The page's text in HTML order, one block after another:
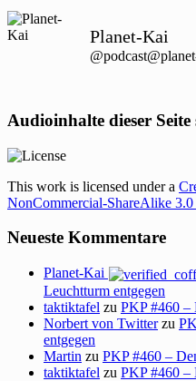
Planet-Kai
Audioinhalte dieser
This work is licensed under a
NonCommercial-ShareAlike
Neueste Kommentare
Planet-Kai
Leuchtturm entgegen
taktiktafel zu PKP #460 –
Norbert von Twitterzu
entgegen
Martin zu PKP #460 –
taktiktafel zu PKP #460 –